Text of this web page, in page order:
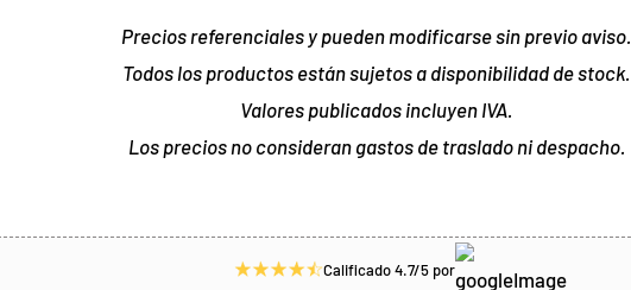
Precios referenciales y pueden modificarse sin previo aviso.
Todos los productos están sujetos a disponibilidad de stock.
Valores publicados incluyen IVA.
Los precios no consideran gastos de traslado ni despacho.
Calificado 4.7/5 por